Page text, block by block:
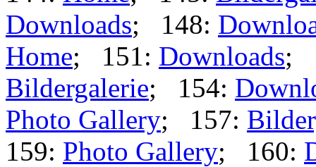
Downloads; 148:
Home; 151: Downloads;
Bildergalerie; 154:
Photo Gallery; 157:
159: Photo Gallery; 160: